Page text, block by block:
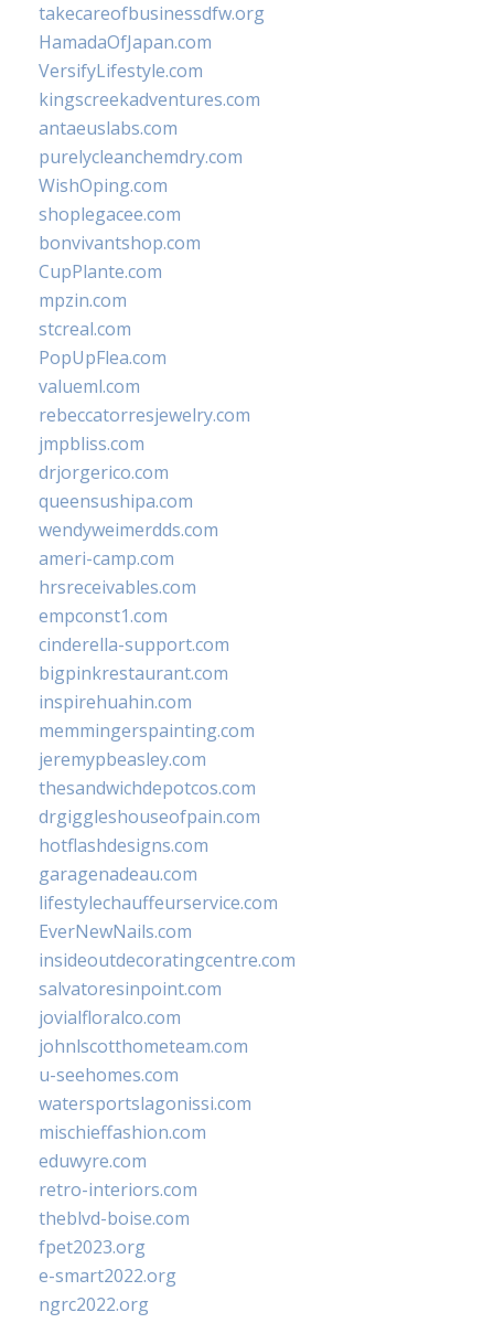
takecareofbusinessdfw.org
HamadaOfJapan.com
VersifyLifestyle.com
kingscreekadventures.com
antaeuslabs.com
purelycleanchemdry.com
WishOping.com
shoplegacee.com
bonvivantshop.com
CupPlante.com
mpzin.com
stcreal.com
PopUpFlea.com
valueml.com
rebeccatorresjewelry.com
jmpbliss.com
drjorgerico.com
queensushipa.com
wendyweimerdds.com
ameri-camp.com
hrsreceivables.com
empconst1.com
cinderella-support.com
bigpinkrestaurant.com
inspirehuahin.com
memmingerspainting.com
jeremypbeasley.com
thesandwichdepotcos.com
drgiggleshouseofpain.com
hotflashdesigns.com
garagenadeau.com
lifestylechauffeurservice.com
EverNewNails.com
insideoutdecoratingcentre.com
salvatoresinpoint.com
jovialfloralco.com
johnlscotthometeam.com
u-seehomes.com
watersportslagonissi.com
mischieffashion.com
eduwyre.com
retro-interiors.com
theblvd-boise.com
fpet2023.org
e-smart2022.org
ngrc2022.org